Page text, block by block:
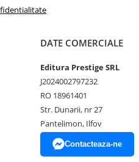
DATE COMERCIALE
Editura Prestige SRL
J2024002797232
RO 18961401
Str. Dunarii, nr 27
Pantelimon, Ilfov
Contacteaza-ne